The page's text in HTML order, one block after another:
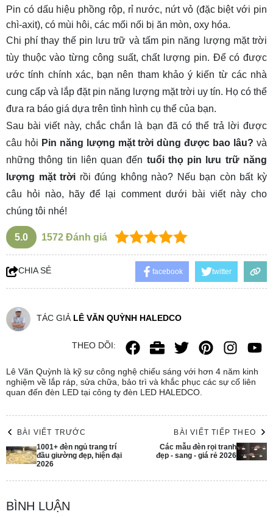
Pin có dấu hiệu phồng rộp, rỉ nước, nứt vỏ (đặc biệt với pin
chì-axit), có mùi hôi, các mối nối bị ăn mòn, oxy hóa.
Chi phí thay thế pin lưu trữ và tấm pin năng lượng mặt trời
tùy thuộc vào từng công suất, chất lượng pin. Để có được
ước tính chính xác, bạn nên tham khảo ý kiến từ các nhà
cung cấp và lắp đặt pin năng lượng mặt trời uy tín. Họ có thể
đưa ra báo giá dựa trên tình hình cụ thể của bạn.
Sau bài viết này, chắc chắn là bạn đã có thể trả lời được
câu hỏi Pin năng lượng mặt trời dùng được bao lâu? và
những thông tin liên quan đến tuổi thọ pin lưu trữ năng
lượng mặt trời rồi đúng không nào? Nếu bạn còn bất kỳ
câu hỏi nào, hãy để lại comment dưới bài viết này cho
chúng tôi nhé!
5.0 1572 Đánh giá
CHIA SẺ facebook twitter
TÁC GIẢ LÊ VĂN QUỲNH HALEDCO
THEO DÕI:
Lê Văn Quỳnh là kỹ sư công nghệ chiếu sáng với hơn 4 năm kinh
nghiệm về lắp ráp, sửa chữa, bảo trì và khắc phục các sự cố liên
quan đến đèn LED tại công ty đèn LED HALEDCO.
BÀI VIẾT TRƯỚC
1001+ đèn ngủ trang trí
đầu giường đẹp, hiện đại
2026
BÀI VIẾT TIẾP THEO
Các mẫu đèn rọi tranh
đẹp - sang - giá rẻ 2026
BÌNH LUẬN